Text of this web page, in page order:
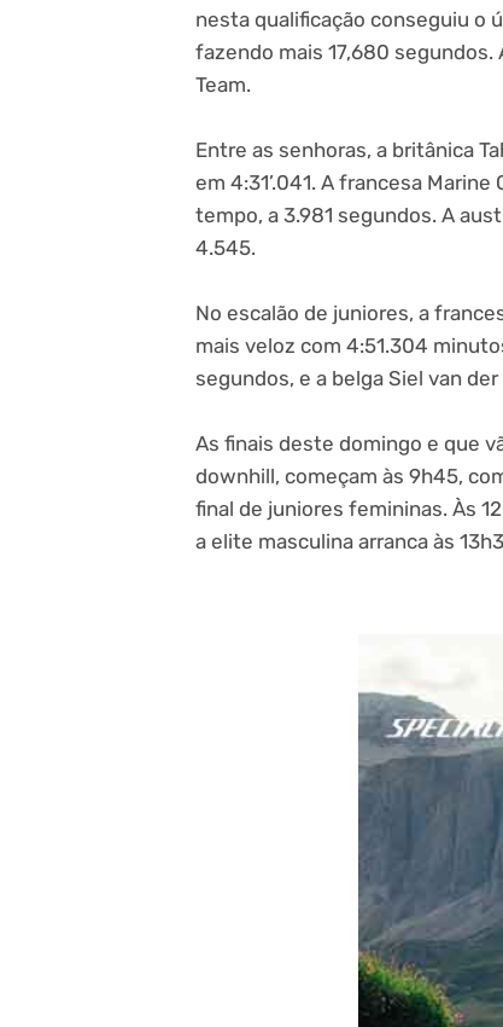
nesta qualificação conseguiu o
fazendo mais 17,680
Team.
Entre as senhoras, a britânica
em 4:31’.041. A francesa
tempo, a 3.981 segundos. A
4.545.
No escalão de juniores, a
mais veloz com 4:51.304
segundos, e a belga Siel van der
As finais deste domingo e que
downhill, começam às 9h45,
final de juniores femininas. Às
a elite masculina arranca às